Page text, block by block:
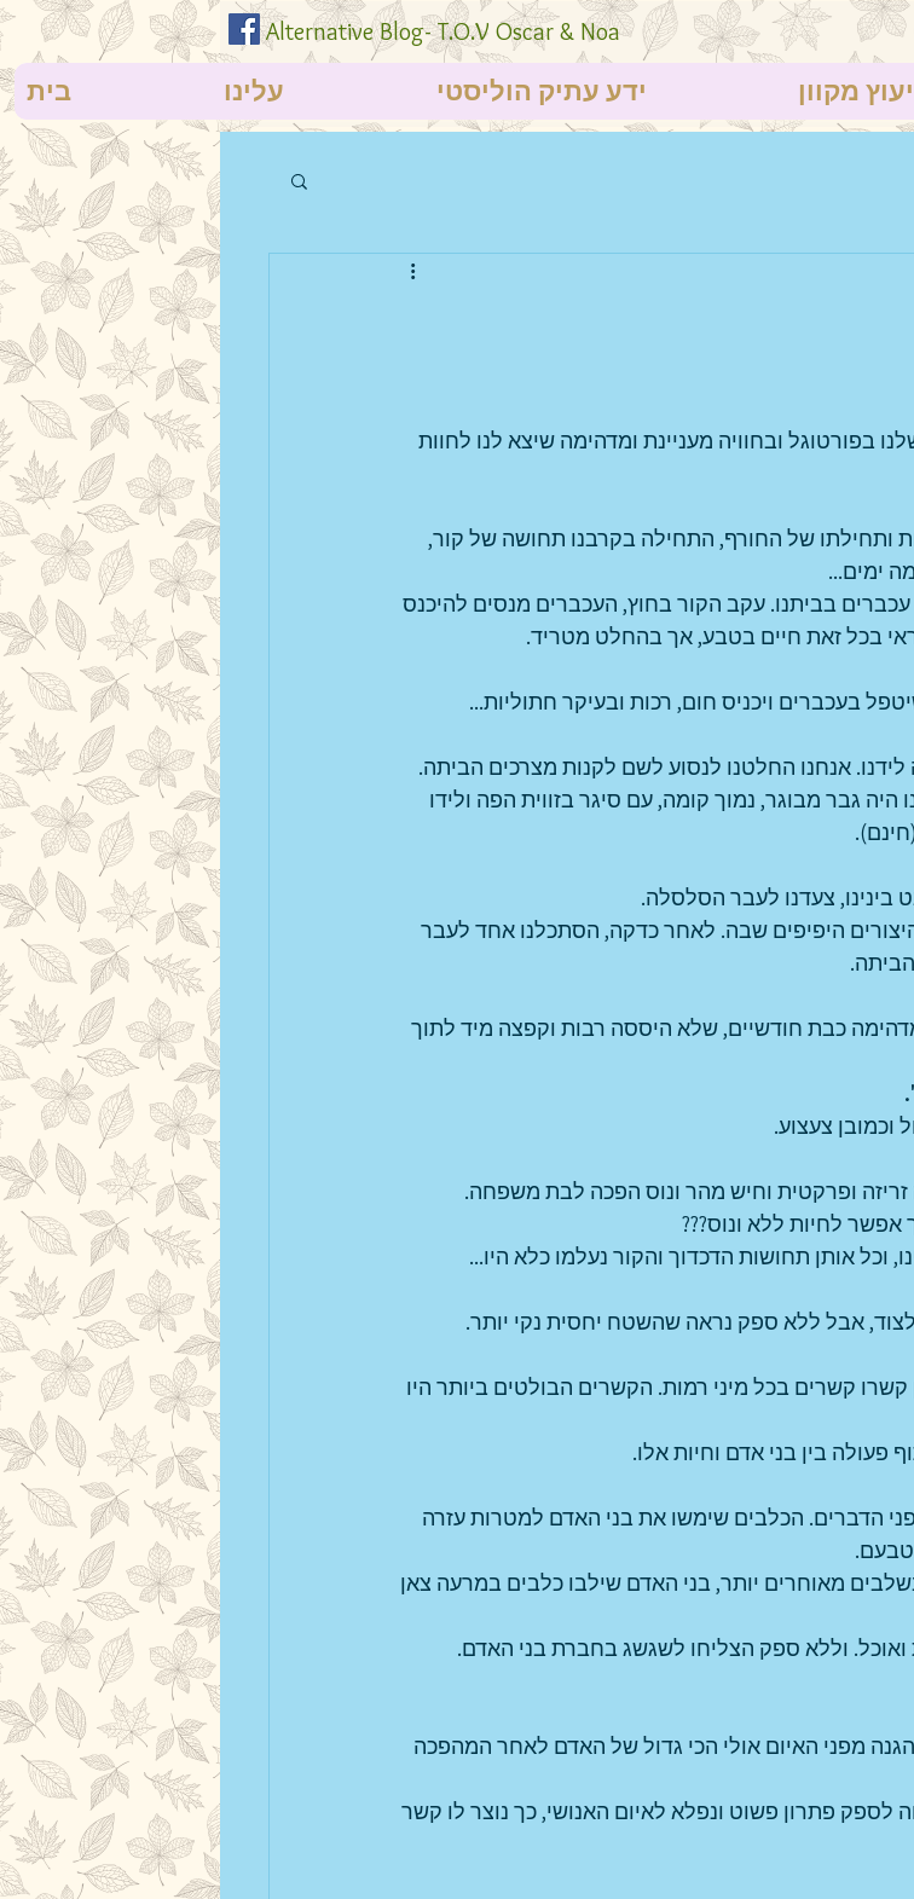
Alternative Blog- T.O.V Oscar & Noa
ובחוויה מעניינת ומדהימה שיצא לנו לחוות
ותחילתו של החורף, התחילה בקרבנו תחושה של קור,
ימים...
בביתנו. עקב הקור בחוץ, העכברים מנסים להיכנס
בכל זאת חיים בטבע, אך בהחלט מטריד.
בעכברים ויכניס חום, רכות ובעיקר חתוליות...
אנחנו החלטנו לנסוע לשם לקנות מצרכים הביתה.
גבר מבוגר, נמוך קומה, עם סיגר בזווית הפה ולידו
(חינם).
צעדנו לעבר הסלסלה.
היפיפים שבה. לאחר כדקה, הסתכלנו אחד לעבר
הביתה.
כבת חודשיים, שלא היססה רבות וקפצה מיד לתוך
וכמובן צעצוע.
ופרקטית וחיש מהר ונוס הפכה לבת משפחה.
לחיות ללא ונוס???
וכל אותן תחושות הדכדוך והקור נעלמו כלא היו...
לצוד, אבל ללא ספק נראה שהשטח יחסית נקי יותר.
קשרו קשרים בכל מיני רמות. הקשרים הבולטים ביותר היו
פעולה בין בני אדם וחיות אלו.
הדברים. הכלבים שימשו את בני האדם למטרות עזרה
מאוחרים יותר, בני האדם שילבו כלבים במרעה צאן
ואוכל. וללא ספק הצליחו לשגשג בחברת בני האדם.
מפני האיום אולי הכי גדול של האדם לאחר המהפכה
לספק פתרון פשוט ונפלא לאיום האנושי, כך נוצר לו קשר
בית עלינו ידע עתיק הוליסטי מקוון